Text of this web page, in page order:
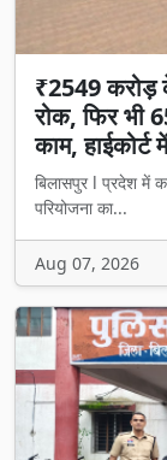
₹2549 करोड़
रोक, फिर भी
काम, हाईकोर्ट
बिलासपुर l प्रदेश में
परियोजना का...
Aug 07, 2026